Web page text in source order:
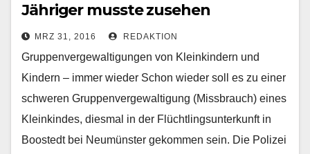
Jähriger musste zusehen
MRZ 31, 2016 REDAKTION
Gruppenvergewaltigungen von Kleinkindern und
Kindern – immer wieder Schon wieder soll es zu einer
schweren Gruppenvergewaltigung (Missbrauch) eines
Kleinkindes, diesmal in der Flüchtlingsunterkunft in
Boostedt bei Neumünster gekommen sein. Die Polizei